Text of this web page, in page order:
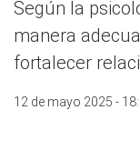
Según la
manera
fortalecer
12 de mayo 2025 -